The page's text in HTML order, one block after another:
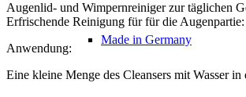
Made in Germany
Augenlid- und Wimpernreiniger zur täglichen
Erfrischende Reinigung für für die
Anwendung:
Eine kleine Menge des Cleansers mit Wasser